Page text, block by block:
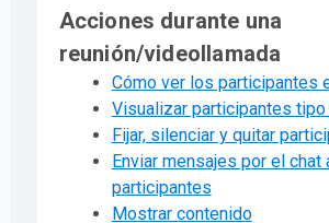
Acciones durante una
reunión/videollamada
Cómo ver los participantes
Visualizar participantes
Fijar, silenciar y quitar
Enviar mensajes por el chat
participantes
Mostrar contenido